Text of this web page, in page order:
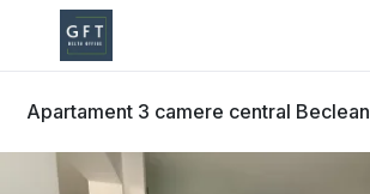
Apartament 3 camere central Beclean